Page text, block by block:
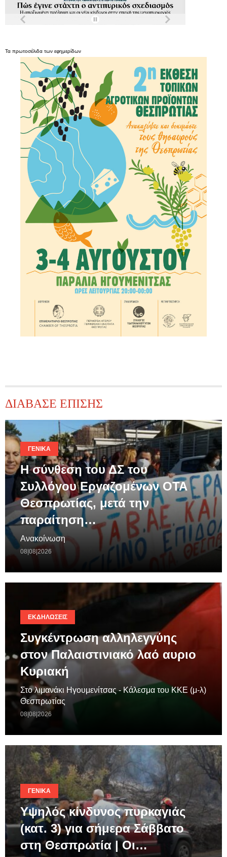
Τα πρωτοσέλιδα των εφημερίδων
ΔΙΑΒΑΣΕ ΕΠΙΣΗΣ
ΓΕΝΙΚΆ
Η σύνθεση του ΔΣ του
Συλλόγου Εργαζομένων ΟΤΑ
Θεσπρωτίας, μετά την
παραίτηση…
Ανακοίνωση
08|08|2026
ΕΚΔΗΛΏΣΕΙΣ
Συγκέντρωση αλληλεγγύης
στον Παλαιστινιακό λαό αυριο
Κυριακή
Στο λιμανάκι Ηγουμενίτσας - Κάλεσμα του ΚΚΕ (μ-λ)
Θεσπρωτίας
08|08|2026
ΓΕΝΙΚΆ
Υψηλός κίνδυνος πυρκαγιάς
(κατ. 3) για σήμερα Σάββατο
στη Θεσπρωτία | Οι…